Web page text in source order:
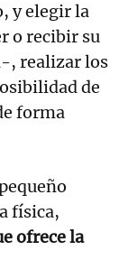
y elegir la
o recibir su
, realizar los
de
forma
física,
ofrece la